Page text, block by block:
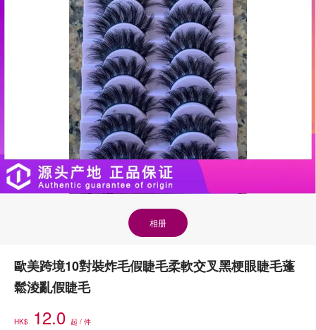
相册
歐美跨境10對裝炸毛假睫毛柔軟交叉黑梗眼睫毛蓬
鬆淩亂假睫毛
HK$ 12.0 起 / 件